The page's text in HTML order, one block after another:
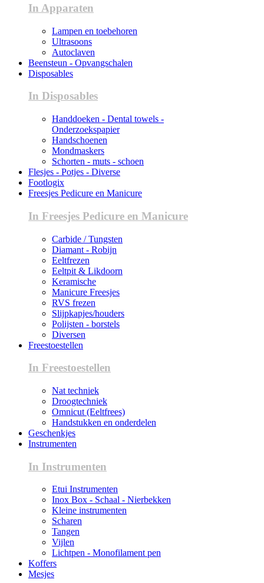
In Apparaten
Lampen en toebehoren
Ultrasoons
Autoclaven
Beensteun - Opvangschalen
Disposables
In Disposables
Handdoeken - Dental towels -
Onderzoekspapier
Handschoenen
Mondmaskers
Schorten - muts - schoen
Flesjes - Potjes - Diverse
Footlogix
Freesjes Pedicure en Manicure
In Freesjes Pedicure en Manicure
Carbide / Tungsten
Diamant - Robijn
Eeltfrezen
Eeltpit & Likdoorn
Keramische
Manicure Freesjes
RVS frezen
Slijpkapjes/houders
Polijsten - borstels
Diversen
Freestoestellen
In Freestoestellen
Nat techniek
Droogtechniek
Omnicut (Eeltfrees)
Handstukken en onderdelen
Geschenkjes
Instrumenten
In Instrumenten
Etui Instrumenten
Inox Box - Schaal - Nierbekken
Kleine instrumenten
Scharen
Tangen
Vijlen
Lichtpen - Monofilament pen
Koffers
Mesjes